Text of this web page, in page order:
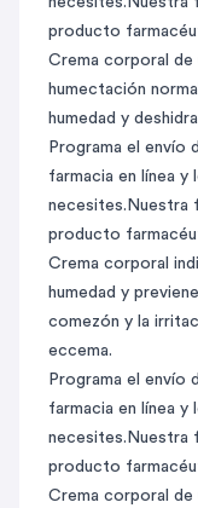
producto
Crema corporal de
humectación
humedad y
Programa el envío
farmacia en línea y
necesites.Nuestra
producto
Crema corporal
humedad y
comezón y la
eccema.
Programa el envío
farmacia en línea y
necesites.Nuestra
producto
Crema corporal de